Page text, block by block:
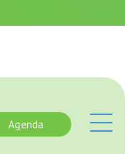
Agenda